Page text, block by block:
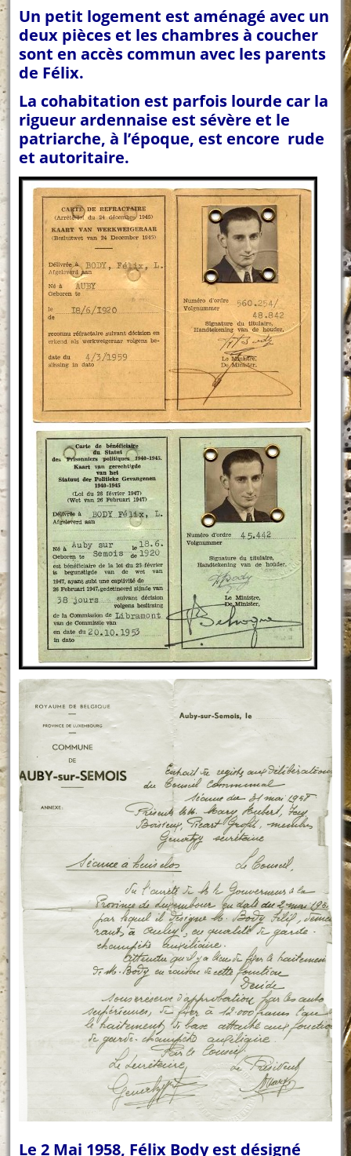
Un petit logement est aménagé avec un
deux pièces et les chambres à coucher
sont en accès commun avec les parents
de Félix.
La cohabitation est parfois lourde car la
rigueur ardennaise est sévère et le
patriarche, à l’époque, est encore rude
et autoritaire.
Le 2 Mai 1958, Félix Body est désigné